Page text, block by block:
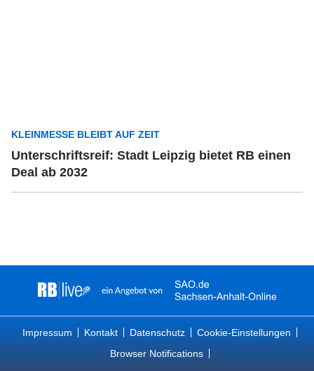
KLEINMESSE BLEIBT AUF ZEIT
Unterschriftsreif: Stadt Leipzig bietet RB einen
Deal ab 2032
Impressum Kontakt Datenschutz
Cookie-Einstellungen
Browser Notifications